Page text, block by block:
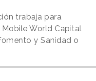
trabaja para
World Capital
y Sanidad o